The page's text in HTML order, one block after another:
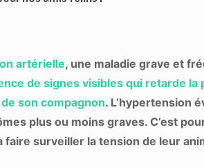
artérielle, une maladie grave et
de signes visibles qui retarde la
son compagnon. L’hypertension
plus ou moins graves. C’est
surveiller la tension de leur